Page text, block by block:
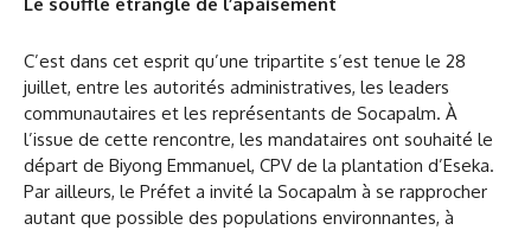
C’est dans cet esprit qu’une tripartite s’est tenue le 28
juillet, entre les autorités administratives, les leaders
communautaires et les représentants de Socapalm. À
l’issue de cette rencontre, les mandataires ont souhaité le
départ de Biyong Emmanuel, CPV de la plantation d’Eseka.
Par ailleurs, le Préfet a invité la Socapalm à se rapprocher
autant que possible des populations environnantes, à